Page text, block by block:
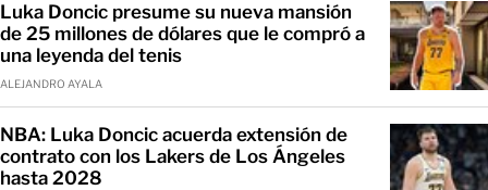
Luka Doncic presume su nueva mansión
de 25 millones de dólares que le compró a
una leyenda del tenis
ALEJANDRO AYALA
NBA: Luka Doncic acuerda extensión de
contrato con los Lakers de Los Ángeles
hasta 2028